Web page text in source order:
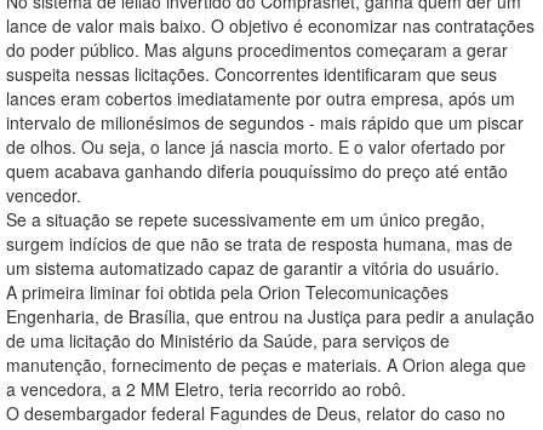
lance de valor mais baixo. O objetivo é economizar nas contratações
do poder público. Mas alguns procedimentos começaram a gerar
suspeita nessas licitações. Concorrentes identificaram que seus
lances eram cobertos imediatamente por outra empresa, após um
intervalo de milionésimos de segundos - mais rápido que um piscar
de olhos. Ou seja, o lance já nascia morto. E o valor ofertado por
quem acabava ganhando diferia pouquíssimo do preço até então
vencedor.
Se a situação se repete sucessivamente em um único pregão,
surgem indícios de que não se trata de resposta humana, mas de
um sistema automatizado capaz de garantir a vitória do usuário.
A primeira liminar foi obtida pela Orion Telecomunicações
Engenharia, de Brasília, que entrou na Justiça para pedir a anulação
de uma licitação do Ministério da Saúde, para serviços de
manutenção, fornecimento de peças e materiais. A Orion alega que
a vencedora, a 2 MM Eletro, teria recorrido ao robô.
O desembargador federal Fagundes de Deus, relator do caso no